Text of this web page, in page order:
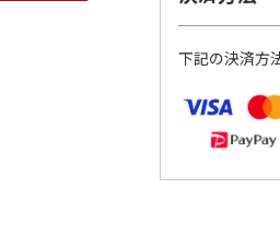
下記の決済方